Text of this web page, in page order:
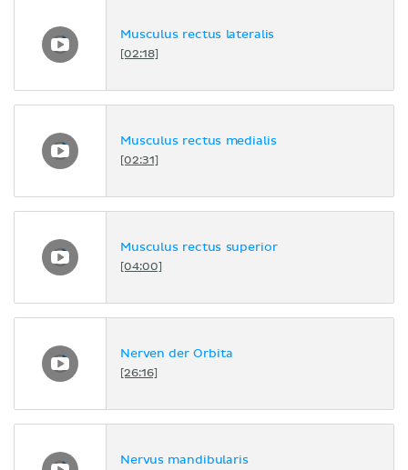
Musculus rectus lateralis
[02:18]
Musculus rectus medialis
[02:31]
Musculus rectus superior
[04:00]
Nerven der Orbita
[26:16]
Nervus mandibularis